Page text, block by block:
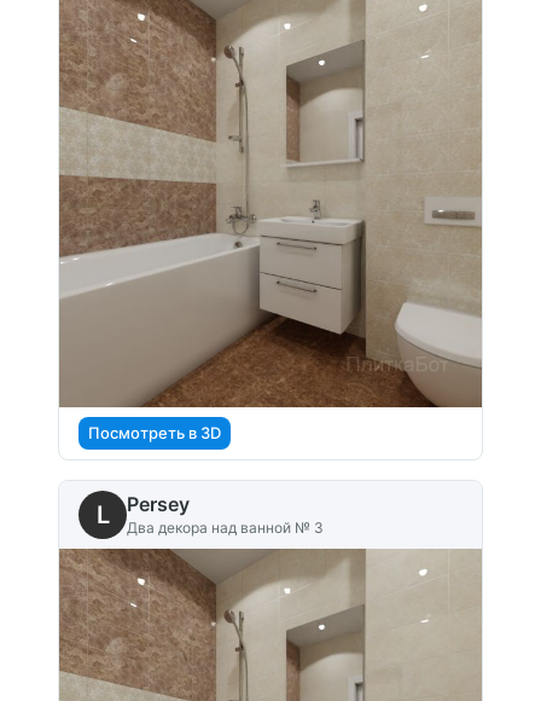
Посмотреть в 3D
L Persey
Два декора над ванной № 3